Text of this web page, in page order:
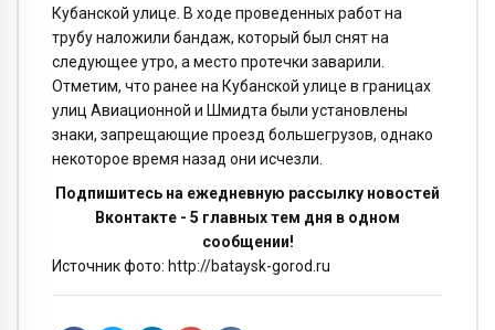
Кубанской улице. В ходе проведенных работ на
трубу наложили бандаж, который был снят на
следующее утро, а место протечки заварили.
Отметим, что ранее на Кубанской улице в границах
улиц Авиационной и Шмидта были установлены
знаки, запрещающие проезд большегрузов, однако
некоторое время назад они исчезли.
Подпишитесь на ежедневную рассылку новостей
Вконтакте - 5 главных тем дня в одном
сообщении!
Источник фото: http://bataysk-gorod.ru